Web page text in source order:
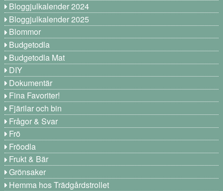
Bloggjulkalender 2024
Bloggjulkalender 2025
Blommor
Budgetodla
Budgetodla Mat
DIY
Dokumentär
Fina Favoriter!
Fjärilar och bin
Frågor & Svar
Frö
Fröodla
Frukt & Bär
Grönsaker
Hemma hos Trädgårdstrollet